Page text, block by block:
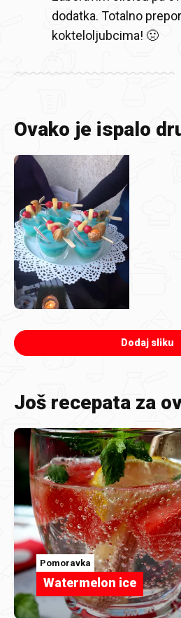
dodatka. Totalno
kokteloljubcima! 🤢
Ovako je ispalo
Dodaj sliku
Još recepata za
Pomoravka
Watermelon ice